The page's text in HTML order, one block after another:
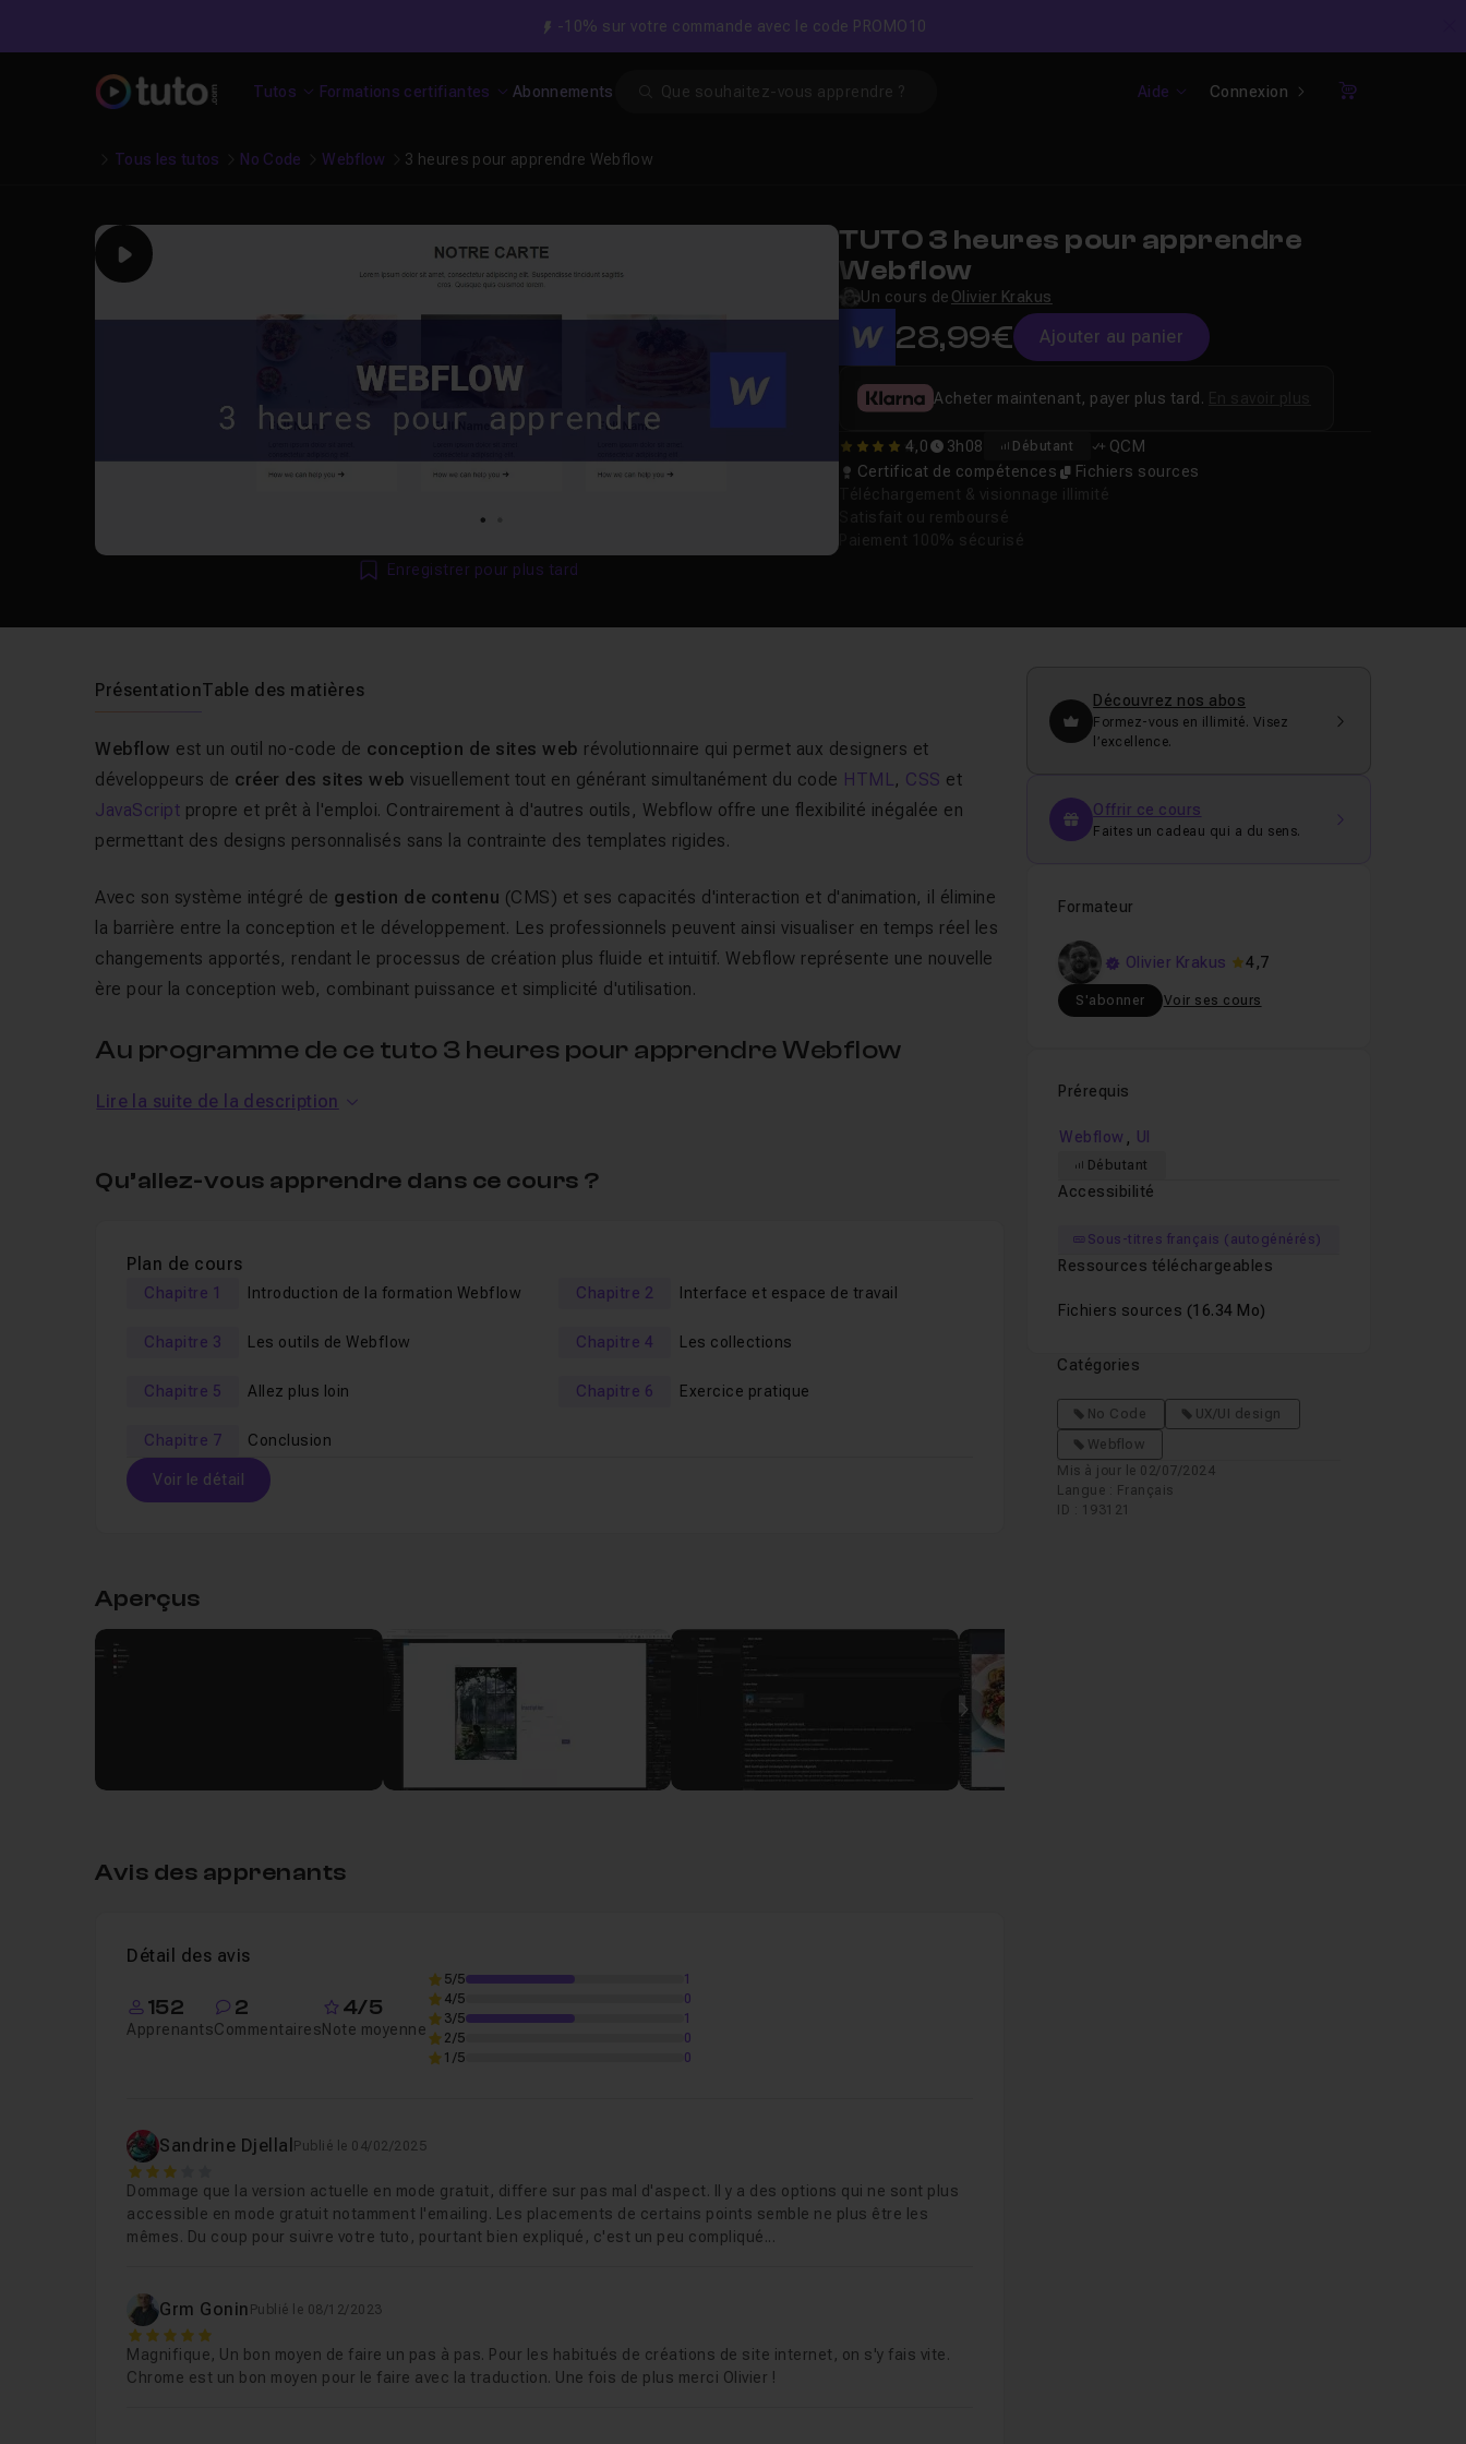
-10% sur votre commande avec le code PROMO10
Tutos Formations certifiantes Abonnements Aide Connexion
Panier
Tous les tutos No Code Webflow 3 heures pour apprendre Webflow
Play
Enregistrer pour plus tard
TUTO 3 heures pour apprendre
Webflow
Un cours de Olivier Krakus
28,99€ Ajouter au panier
4 4,0 3h08 Débutant
QCM
Certificat de compétences
Fichiers sources
Acheter maintenant, payer plus tard.
PrésentationTable des matières
Webflow est un outil no-code de conception de sites web révolutionnaire qui permet aux designers et
développeurs de créer des sites webvisuellement tout en générant simultanément du code HTML, CSS et
JavaScript propre et prêt à l'emploi. Contrairement à d'autres outils, Webflow offre une flexibilité inégalée en
permettant des designs personnalisés sans la contrainte des templates rigides.
Avec son système intégré de gestion de contenu (CMS) et ses capacités d'interaction et d'animation, il élimine
la barrière entre la conception et le développement. Les professionnels peuvent ainsi visualiser en temps réel les
changements apportés, rendant le processus de création plus fluide et intuitif. Webflow représente une nouvelle
ère pour la conception web, combinant puissance et simplicité d'utilisation.
Au programme de ce tuto 3 heures pour apprendre Webflow
Dans cetteformation en ligne , vous découvrirez :
Les outils,
L'exportation,
Une mise en pratique grâce à 3 exercices
Je reste à votre disposition en entraide pour toutes questions, remarques ou besoin en vidéo complémentaire.
Pour en apprendre plus sur la création de site internet, vous pouvez également
Lire la suite de la description
Qu’allez-vous apprendre dans ce cours ?
Plan de cours
Chapitre 1 Introduction de la formation Webflow Chapitre 2 Interface et espace de travail
Chapitre 3 Les outils de Webflow Chapitre 4 Les collections
Chapitre 5 Allez plus loin Chapitre 6 Exercice pratique
Chapitre 7 Conclusion
Voir le détail
Chapitre 3 : Les outils de Webflow
Chapitre 4 : Les collections
Chapitre 5 : Allez plus loin 13m56
Chapitre 7 : Conclusion
Aperçus
Images suivantes
Avis des apprenants
Détail des avis
152
Apprenants
2
Commentaires
4/5
Note moyenne
5/5
1
4/5
0
3/5
1
2/5
0
1/5
0
Sandrine Djellal Publié le 04/02/2025
3
Dommage que la version actuelle en mode gratuit, differe sur pas mal d'aspect. Il y a des options qui ne sont plus
accessible en mode gratuit notamment l'emailing. Les placements de certains points semble ne plus être les
mêmes. Du coup pour suivre votre tuto, pourtant bien expliqué, c'est un peu compliqué...
Grm Gonin Publié le 08/12/2023
5
Magnifique, Un bon moyen de faire un pas à pas. Pour les habitués de créations de site internet, on s'y fais vite.
Chrome est un bon moyen pour le faire avec la traduction. Une fois de plus merci Olivier !
Découvrez nos abos
Formez-vous en illimité. Visez
l’excellence.
Offrir ce cours
Faites un cadeau qui a du sens.
Formateur
Olivier Krakus 4,7
S'abonner Voir ses cours
Prérequis
Webflow , UI
Débutant
Accessibilité
Sous-titres français (autogénérés)
Ressources téléchargeables
Fichiers sources (16.34 Mo)
Catégories
No Code
UX/UI design
Webflow
Mis à jour le 02/07/2024
Langue : Français
ID : 193121